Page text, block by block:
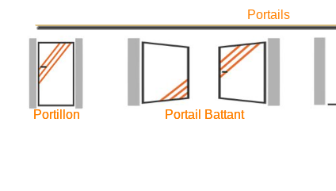
Portails
Portillon Portail Battant
Portillon Portail Battant